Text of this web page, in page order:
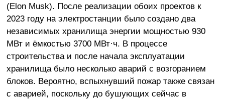
(Elon Musk). После реализации обоих проектов к
2023 году на электростанции было создано два
независимых хранилища энергии мощностью 930
МВт и ёмкостью 3700 МВт·ч. В процессе
строительства и после начала эксплуатации
хранилища было несколько аварий с возгоранием
блоков. Вероятно, вспыхнувший пожар также связан
с аварией, поскольку до бушующих сейчас в